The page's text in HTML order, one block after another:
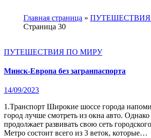
Главная страница »
Страница 30
ПУТЕШЕСТВИЯ ПО МИРУ
Минск-Eвропа без загранпаспорта
14/09/2023
1.Транспорт Широкие шоссе города напоминают о том, что на
город лучше смотреть из окна авто.
продолжает развивать свою сеть
Метро состоит всего из 3 веток, которые…